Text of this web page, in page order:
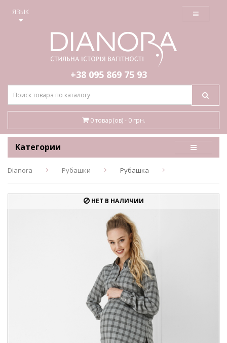
ЯЗЫК ≡
+38 095 869 75 93
0 товар(ов) - 0 грн.
Категории
Dianora Рубашки Рубашка
НЕТ В НАЛИЧИИ